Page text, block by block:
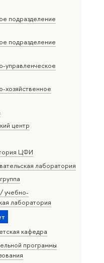
подразделение
подразделение
управленческое
хозяйственное
центр
ЦФИ
лаборатория
учебно-
лаборатория
кафедра
программы